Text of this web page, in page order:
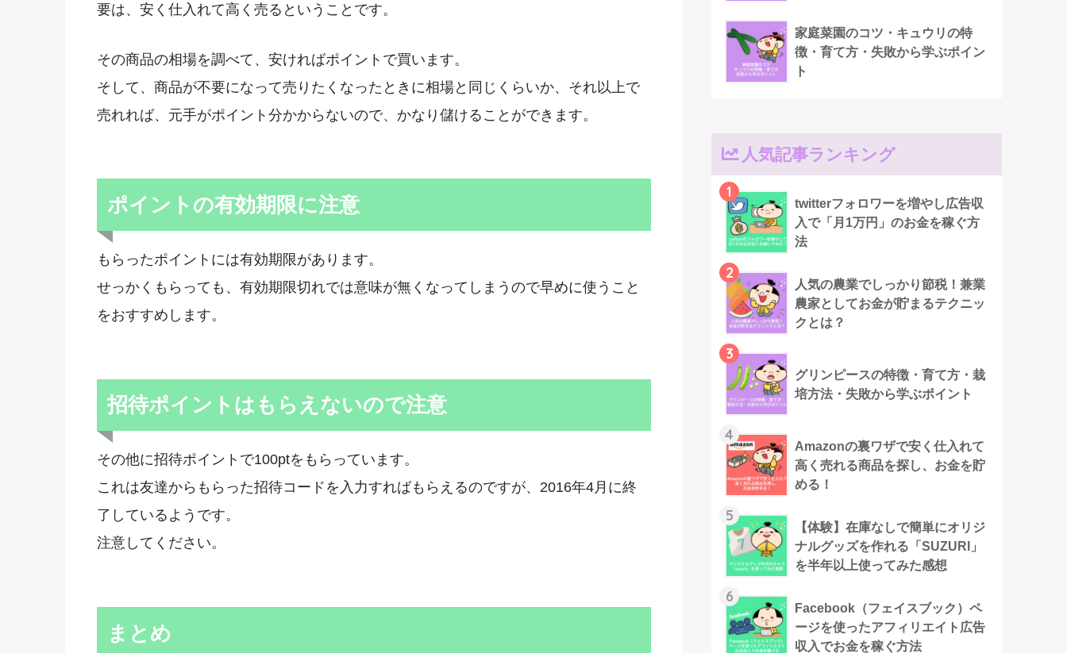
要は、安く仕入れて高く売るということです。
その商品の相場を調べて、安ければポイントで買います。
そして、商品が不要になって売りたくなったときに相場と同じくらいか、それ以上で
売れれば、元手がポイント分かからないので、かなり儲けることができます。
ポイントの有効期限に注意
もらったポイントには有効期限があります。
せっかくもらっても、有効期限切れでは意味が無くなってしまうので早めに使うこと
をおすすめします。
招待ポイントはもらえないので注意
その他に招待ポイントで100ptをもらっています。
これは友達からもらった招待コードを入力すればもらえるのですが、2016年4月に終
了しているようです。
注意してください。
まとめ
家庭菜園のコツ・キュウリの特
徴・育て方・失敗から学ぶポイン
ト
人気記事ランキング
1
twitterフォロワーを増やし広告収
入で「月1万円」のお金を稼ぐ方
法
2
人気の農業でしっかり節税！兼業
農家としてお金が貯まるテクニッ
クとは？
3
グリンピースの特徴・育て方・栽
培方法・失敗から学ぶポイント
4
Amazonの裏ワザで安く仕入れて
高く売れる商品を探し、お金を貯
める！
5
【体験】在庫なしで簡単にオリジ
ナルグッズを作れる「SUZURI」
を半年以上使ってみた感想
6
Facebook（フェイスブック）ペ
ージを使ったアフィリエイト広告
収入でお金を稼ぐ方法